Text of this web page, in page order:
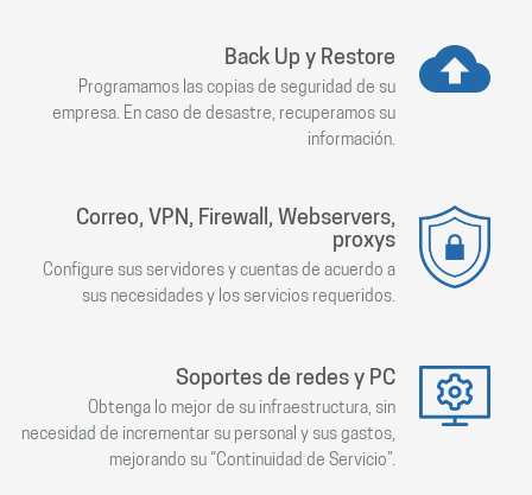
Back Up y Restore
Programamos las copias de seguridad de su
empresa. En caso de desastre, recuperamos su
información.
Correo, VPN, Firewall, Webservers,
proxys
Configure sus servidores y cuentas de acuerdo a
sus necesidades y los servicios requeridos.
Soportes de redes y PC
Obtenga lo mejor de su infraestructura, sin
necesidad de incrementar su personal y sus gastos,
mejorando su “Continuidad de Servicio”.